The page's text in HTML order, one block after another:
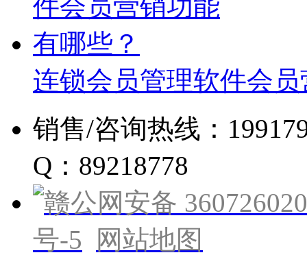
连锁会员管理软件会
销售/咨询热线：
Q：89218778
赣公网安备
号-5
网站地图